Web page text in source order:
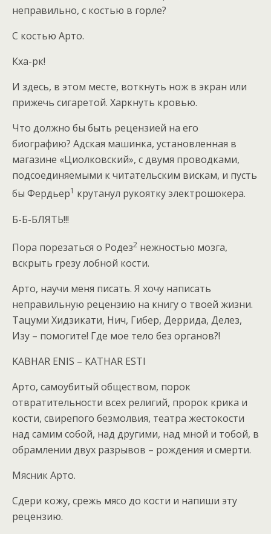
неправильно, с костью в горле?
С костью Арто.
Кха-рк!
И здесь, в этом месте, воткнуть нож в экран или
прижечь сигаретой. Харкнуть кровью.
Что должно бы быть рецензией на его
биографию? Адская машинка, установленная в
магазине «Циолковский», с двумя проводками,
подсоединяемыми к читательским вискам, и пусть
бы Фердьер1 крутанул рукоятку электрошокера.
Б-Б-БЛЯТЬ!!!
Пора порезаться о Родез2 нежностью мозга,
вскрыть грезу лобной кости.
Арто, научи меня писать. Я хочу написать
неправильную рецензию на книгу о твоей жизни.
Тацуми Хидзикати, Нич, Гибер, Деррида, Делез,
Изу – помогите! Где мое тело без органов?!
KABHAR ENIS – KATHAR ESTI
Арто, самоубитый обществом, порок
отвратительности всех религий, пророк крика и
кости, свирепого безмолвия, театра жестокости
над самим собой, над другими, над мной и тобой, в
обрамлении двух разрывов – рождения и смерти.
Мясник Арто.
Сдери кожу, срежь мясо до кости и напиши эту
рецензию.